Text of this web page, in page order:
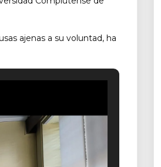
ajenas a su voluntad, ha